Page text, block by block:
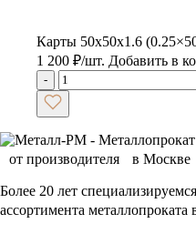
Карты 50x50x1.6
1 200 ₽/шт. Добавить в
-
Более 20 лет
ассортимента